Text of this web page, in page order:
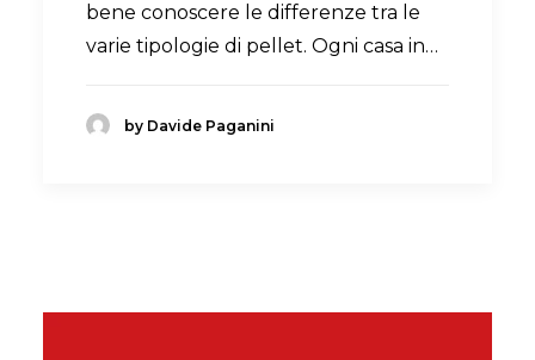
bene conoscere le differenze tra le
varie tipologie di pellet. Ogni casa in…
by Davide Paganini